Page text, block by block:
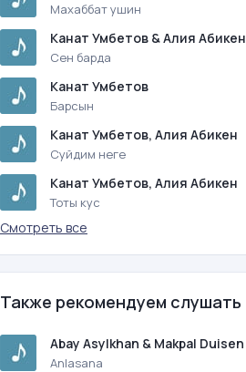
Махаббат ушин
Канат Умбетов & Алия Абикен
Сен барда
Канат Умбетов
Барсын
Канат Умбетов, Алия Абикен
Суйдим неге
Канат Умбетов, Алия Абикен
Тоты кус
Смотреть все
Также рекомендуем слушать
Abay Asylkhan & Makpal Duisen
Anlasana